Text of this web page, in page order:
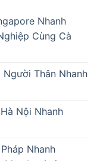
Nhanh
Cùng Cà
Người Thân Nhanh
Nội Nhanh
Nhanh